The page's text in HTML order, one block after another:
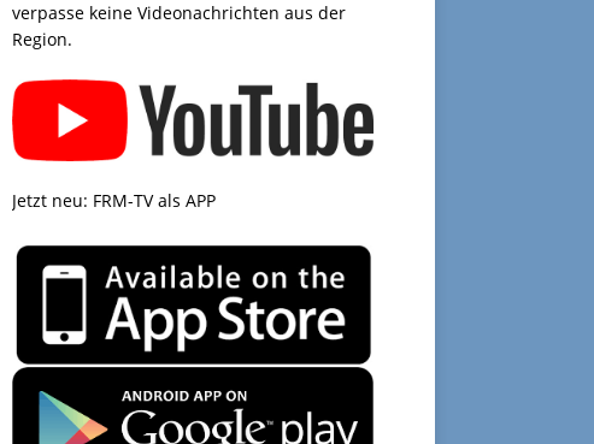
verpasse keine Videonachrichten aus der
Region.
Jetzt neu: FRM-TV als APP